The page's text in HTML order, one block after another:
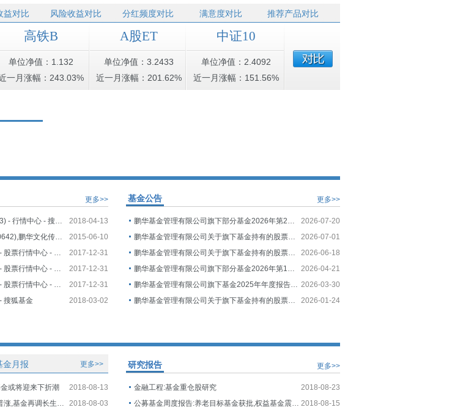
益对比 风险收益对比 分红频度对比 满意度对比 推荐产品对比
高铁B
单位净值：1.132
一月涨幅：243.03%
A股ET
单位净值：3.2433
近一月涨幅：201.62%
中证10
单位净值：2.4092
近一月涨幅：151.56%
更多>>
2018-04-13
鹏华文化传媒娱乐股票(001223) - 行情中心 - 搜狐基金
2015-06-10
... 混合(206002),鹏华增瑞(160642),鹏华文化传媒娱乐股票 ...
2017-12-31
青岛海尔(600690) - 基金持仓 - 股票行情中心 - 搜狐证券
2017-12-31
三七互娱(002555) - 基金持仓 - 股票行情中心 - 搜狐证券
2017-12-31
视觉中国(000681) - 基金持仓 - 股票行情中心 - 搜狐证券
2018-03-02
搜狐基金
更多>>
基金公告
2026-07-20
鹏华基金管理有限公司旗下部分基金2026年第2季度报告提示性公告
2026-07-01
鹏华基金管理有限公司关于旗下基金持有的股票停牌后估值方法变更的提示性公告
2026-06-18
鹏华基金管理有限公司关于旗下基金持有的股票停牌后估值方法变更的提示性公告
2026-04-21
鹏华基金管理有限公司旗下部分基金2026年第1季度报告提示性公告
2026-03-30
鹏华基金管理有限公司旗下基金2025年年度报告提示性公告
2026-01-24
鹏华基金管理有限公司关于旗下基金持有的股票停牌后估值方法变更的提示性公告
金月报 更多>>
2018-08-13
或将迎来下折潮
2018-08-03
ETP日报:权益下跌活跃分级A普涨,基金再调长生生物估值
更多>>
研究报告
2018-08-23
金融工程:基金重仓股研究
2018-08-15
公募基金周度报告:养老目标基金获批,权益基金震荡反弹